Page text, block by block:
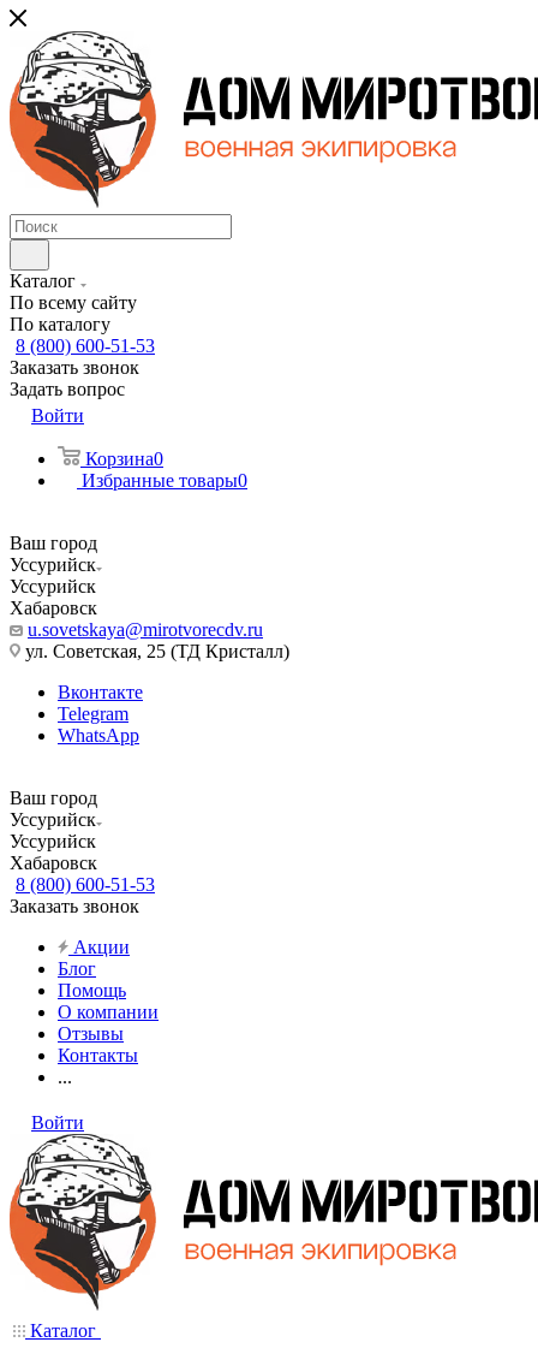
Каталог
По всему сайту
По каталогу
8 (800) 600-51-53
Заказать звонок
Задать вопрос
Войти
Корзина0
Избранные товары0
Ваш город
Уссурийск
Уссурийск
Хабаровск
u.sovetskaya@mirotvorecdv.ru
ул. Советская, 25 (ТД Кристалл)
Вконтакте
Telegram
WhatsApp
Ваш город
Уссурийск
Уссурийск
Хабаровск
8 (800) 600-51-53
Заказать звонок
Акции
Блог
Помощь
О компании
Отзывы
Контакты
...
Войти
Каталог